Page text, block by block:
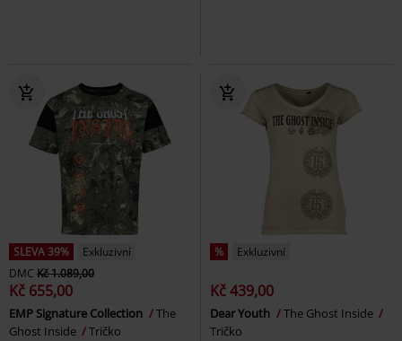
SLEVA 39%
Exkluzivní
DMC Kč 1.089,00
Kč 655,00
EMP Signature Collection
The
Ghost Inside
Tričko
% Exkluzivní
Kč 439,00
Dear Youth
The Ghost Inside
Tričko